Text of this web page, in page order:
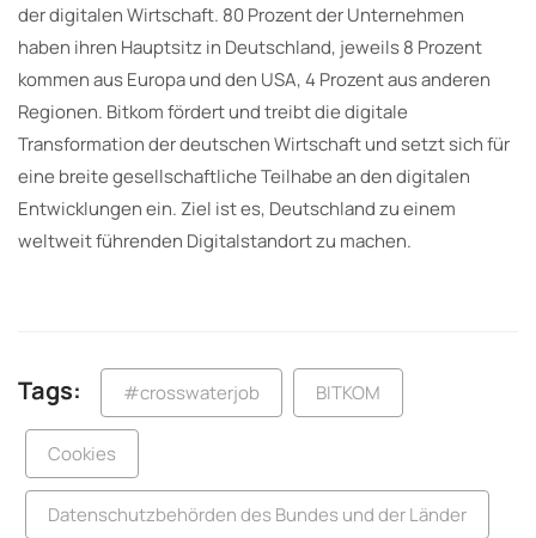
der digitalen Wirtschaft. 80 Prozent der Unternehmen
haben ihren Hauptsitz in Deutschland, jeweils 8 Prozent
kommen aus Europa und den USA, 4 Prozent aus anderen
Regionen. Bitkom fördert und treibt die digitale
Transformation der deutschen Wirtschaft und setzt sich für
eine breite gesellschaftliche Teilhabe an den digitalen
Entwicklungen ein. Ziel ist es, Deutschland zu einem
weltweit führenden Digitalstandort zu machen.
Tags: #crosswaterjob BITKOM
Cookies
Datenschutzbehörden des Bundes und der Länder